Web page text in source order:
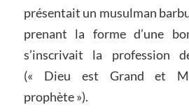
présentait un musulman
prenant la forme d’une
s’inscrivait la profession
(« Dieu est Grand et
prophète »).